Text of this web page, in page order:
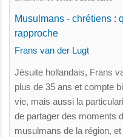
Musulmans - chrétiens :
rapproche
Frans van der Lugt
Jésuite hollandais, Frans
plus de 35 ans et compte
vie, mais aussi la
de partager des moments
musulmans de la région,